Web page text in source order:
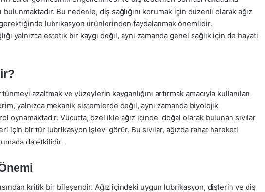
Bu nedenle, diş sağlığını korumak için düzenli olarak ağız
lubrikasyon ürünlerinden faydalanmak önemlidir.
yalnızca estetik bir kaygı değil, aynı zamanda genel sağlık için de hayati
azaltmak ve yüzeylerin kayganlığını artırmak amacıyla kullanılan
yalnızca mekanik sistemlerde değil, aynı zamanda biyolojik
oynamaktadır. Vücutta, özellikle ağız içinde, doğal olarak bulunan sıvılar
için bir tür lubrikasyon işlevi görür. Bu sıvılar, ağızda rahat hareketi
da etkilidir.
kritik bir bileşendir. Ağız içindeki uygun lubrikasyon, dişlerin ve diş